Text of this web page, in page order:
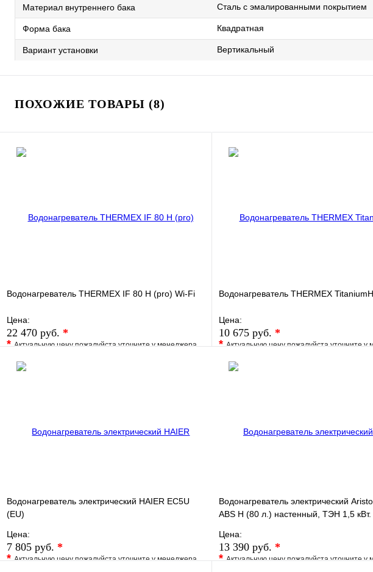
Материал внутреннего бака Сталь с эмалированными покрытием
Форма бака Квадратная
Вариант установки Вертикальный
ПОХОЖИЕ ТОВАРЫ (8)
Водонагреватель THERMEX IF 80 H (pro) Wi-Fi
Цена:
22 470 руб. *
*Актуальную цену пожалуйста уточните у менеджера
В избранное
Водонагреватель THERMEX
Цена:
10 675 руб. *
*Актуальную цену пожалуйста уточните у
В избранное
Водонагреватель электрический HAIER EC5U
(EU)
Цена:
7 805 руб. *
*Актуальную цену пожалуйста уточните у менеджера
Водонагреватель электрический
ABS H (80 л.) настенный, ТЭН 1,5 кВт.
Цена:
13 390 руб. *
*Актуальную цену пожалуйста уточните у